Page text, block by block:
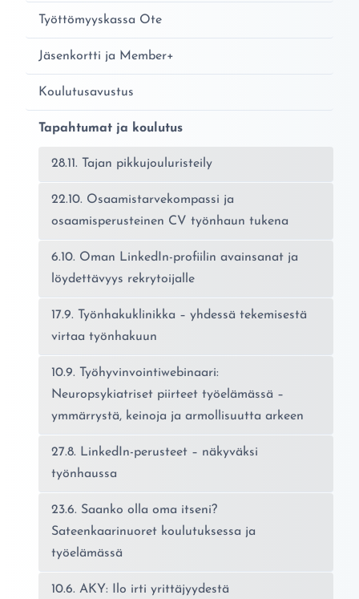
Työttömyyskassa Ote
Jäsenkortti ja Member+
Koulutusavustus
Tapahtumat ja koulutus
28.11. Tajan pikkujouluristeily
22.10. Osaamistarvekompassi ja
osaamisperusteinen CV työnhaun tukena
6.10. Oman LinkedIn-profiilin avainsanat ja
löydettävyys rekrytoijalle
17.9. Työnhakuklinikka – yhdessä tekemisestä
virtaa työnhakuun
10.9. Työhyvinvointiwebinaari:
Neuropsykiatriset piirteet työelämässä –
ymmärrystä, keinoja ja armollisuutta arkeen
27.8. LinkedIn-perusteet – näkyväksi
työnhaussa
23.6. Saanko olla oma itseni?
Sateenkaarinuoret koulutuksessa ja
työelämässä
10.6. AKY: Ilo irti yrittäjyydestä